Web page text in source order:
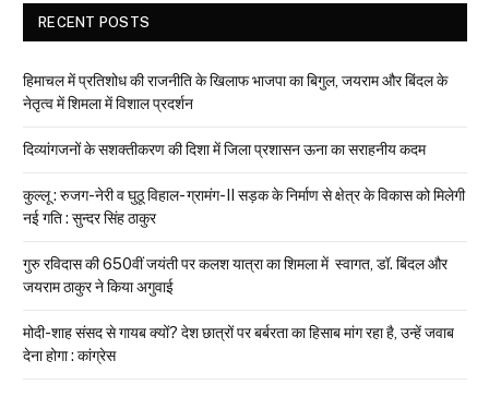
RECENT POSTS
हिमाचल में प्रतिशोध की राजनीति के खिलाफ भाजपा का बिगुल, जयराम और बिंदल के
नेतृत्व में शिमला में विशाल प्रदर्शन
दिव्यांगजनों के सशक्तीकरण की दिशा में जिला प्रशासन ऊना का सराहनीय कदम
कुल्लू : रुजग-नेरी व घुठू विहाल- ग्रामंग-II सड़क के निर्माण से क्षेत्र के विकास को मिलेगी
नई गति : सुन्दर सिंह ठाकुर
गुरु रविदास की 650वीं जयंती पर कलश यात्रा का शिमला में स्वागत, डॉ. बिंदल और
जयराम ठाकुर ने किया अगुवाई
मोदी-शाह संसद से गायब क्यों? देश छात्रों पर बर्बरता का हिसाब मांग रहा है, उन्हें जवाब
देना होगा : कांग्रेस